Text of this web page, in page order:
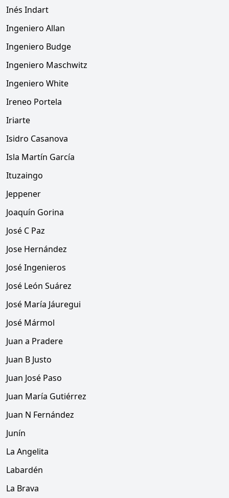
Inés Indart
Ingeniero Allan
Ingeniero Budge
Ingeniero Maschwitz
Ingeniero White
Ireneo Portela
Iriarte
Isidro Casanova
Isla Martín García
Ituzaingo
Jeppener
Joaquín Gorina
José C Paz
Jose Hernández
José Ingenieros
José León Suárez
José María Jáuregui
José Mármol
Juan a Pradere
Juan B Justo
Juan José Paso
Juan María Gutiérrez
Juan N Fernández
Junín
La Angelita
Labardén
La Brava